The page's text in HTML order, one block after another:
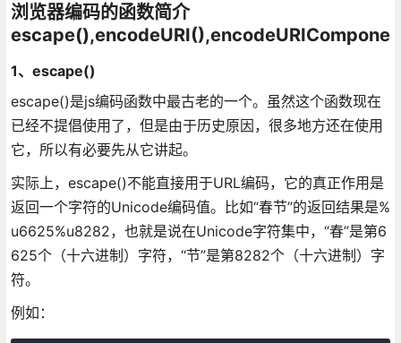
浏览器编码的函数简介
1、escape()
escape()是js编码函数中最古老的一个。虽然这个函数现在
已经不提倡使用了，但是由于历史原因，很多地方还在使用
它，所以有必要先从它讲起。
实际上，escape()不能直接用于URL编码，它的真正作用是
返回一个字符的Unicode编码值。比如“春节”的返回结果是%
u6625%u8282，也就是说在Unicode字符集中，“春”是第6
625个（十六进制）字符，“节”是第8282个（十六进制）字
符。
例如：